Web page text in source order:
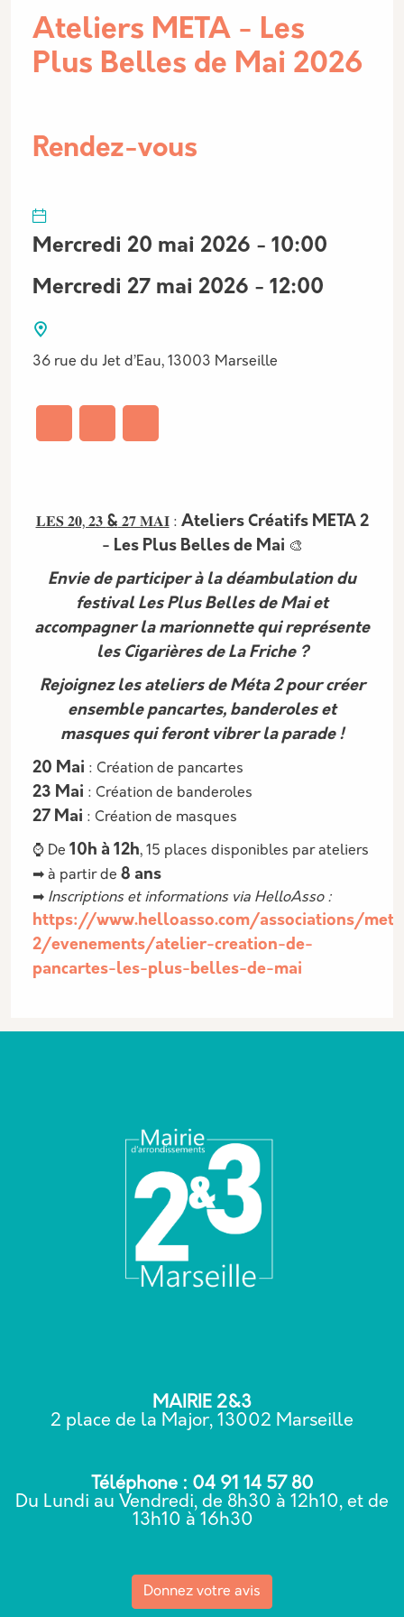
Ateliers META - Les
Plus Belles de Mai 2026
Rendez-vous
Mercredi 20 mai 2026 - 10:00
Mercredi 27 mai 2026 - 12:00
36 rue du Jet d’Eau, 13003 Marseille
Description
𝐋𝐄𝐒 𝟐𝟎, 𝟐𝟑 & 𝟐𝟕 𝐌𝐀𝐈: Ateliers Créatifs META 2
- Les Plus Belles de Mai 🎨
Envie de participer à la déambulation du
festival Les Plus Belles de Mai et
accompagner la marionnette qui représente
les Cigarières de La Friche ?
Rejoignez les ateliers de Méta 2 pour créer
ensemble pancartes, banderoles et
masques qui feront vibrer la parade !
20 Mai : Création de pancartes
23 Mai : Création de banderoles
27 Mai : Création de masques
⌚ De 10h à 12h, 15 places disponibles par ateliers
➡ à partir de 8 ans
➡ Inscriptions et informations via HelloAsso :
https://www.helloasso.com/associations/
2/evenements/atelier-creation-de-
pancartes-les-plus-belles-de-mai
MAIRIE 2&3
2 place de la Major, 13002 Marseille
Téléphone : 04 91 14 57 80
Du Lundi au Vendredi, de 8h30 à 12h10, et de
13h10 à 16h30
Donnez votre avis